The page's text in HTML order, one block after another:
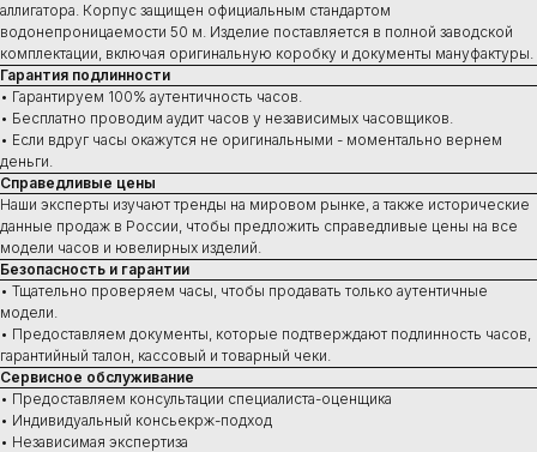
аллигатора. Корпус защищен официальным стандартом
водонепроницаемости 50 м. Изделие поставляется в полной заводской
комплектации, включая оригинальную коробку и документы мануфактуры.
Гарантия подлинности
• Гарантируем 100% аутентичность часов.
• Бесплатно проводим аудит часов у независимых часовщиков.
• Если вдруг часы окажутся не оригинальными - моментально вернем
деньги.
Справедливые цены
Наши эксперты изучают тренды на мировом рынке, а также исторические
данные продаж в России, чтобы предложить справедливые цены на все
модели часов и ювелирных изделий.
Безопасность и гарантии
• Тщательно проверяем часы, чтобы продавать только аутентичные
модели.
• Предоставляем документы, которые подтверждают подлинность часов,
гарантийный талон, кассовый и товарный чеки.
Сервисное обслуживание
• Предоставляем консультации специалиста-оценщика
• Индивидуальный консьекрж-подход
• Независимая экспертиза
Купить
Швейцарские часы
В наличии в Москве
Часы под заказ
Новинки
Ювелирные изделия